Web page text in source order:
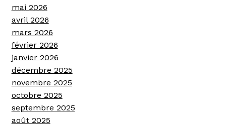
mai 2026
avril 2026
mars 2026
février 2026
janvier 2026
décembre 2025
novembre 2025
octobre 2025
septembre 2025
août 2025